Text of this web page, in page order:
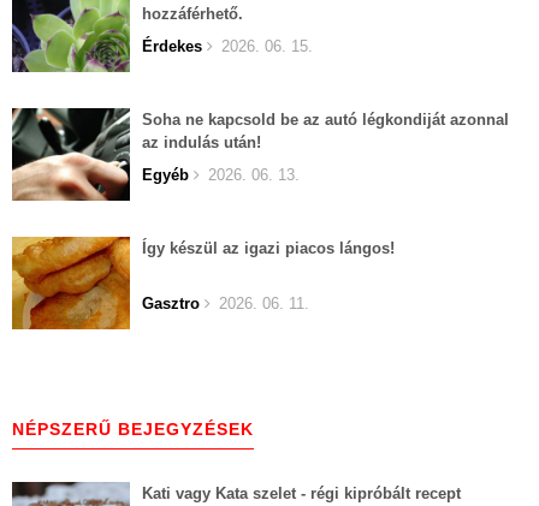
hozzáférhető.
Érdekes
2026. 06. 15.
Soha ne kapcsold be az autó légkondiját azonnal
az indulás után!
Egyéb
2026. 06. 13.
Így készül az igazi piacos lángos!
Gasztro 2026. 06. 11.
NÉPSZERŰ BEJEGYZÉSEK
Kati vagy Kata szelet - régi kipróbált recept